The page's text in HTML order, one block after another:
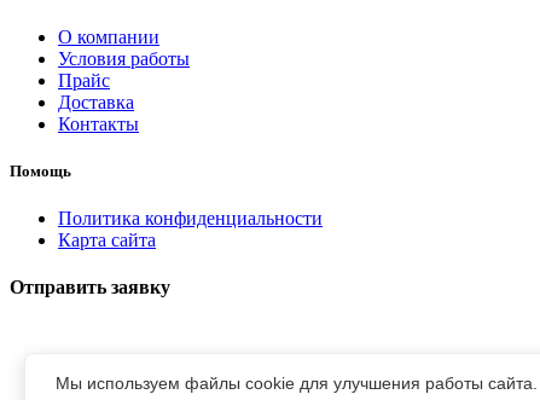
О компании
Условия работы
Прайс
Доставка
Контакты
Помощь
Политика конфиденциальности
Карта сайта
Отправить заявку
Мы используем файлы cookie для улучшения работы